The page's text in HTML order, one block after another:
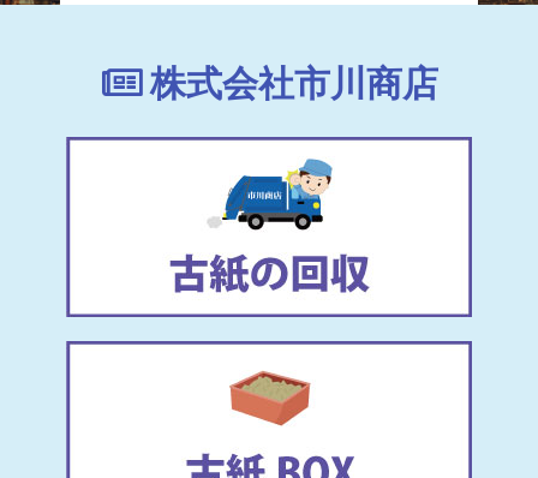
株式会社市川商店